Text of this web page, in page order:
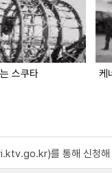
스쿠타 케
를 통해 신청해